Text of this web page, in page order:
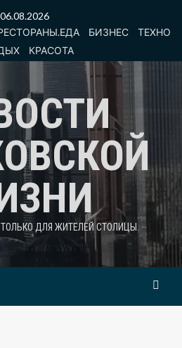
06.08.2026
БИЗНЕС
ТЕХНО
КРАСОТА
ДЛЯ ЖИТЕЛЕЙ СТОЛИЦЫ.